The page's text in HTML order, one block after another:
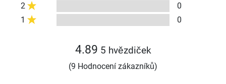
2
0
1
0
4.89 5 hvězdiček
(9 Hodnocení zákazníků)